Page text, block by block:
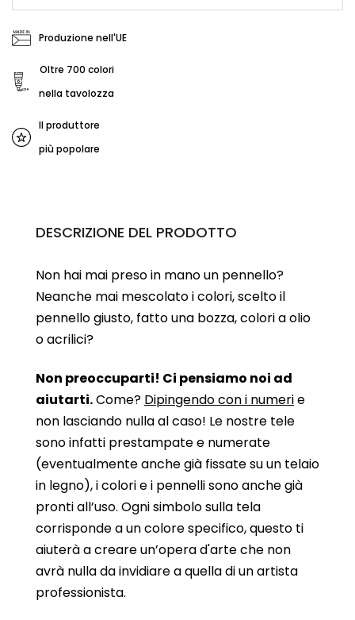
Produzione nell'UE
Oltre 700 colori
nella tavolozza
Il produttore
più popolare
DESCRIZIONE DEL PRODOTTO
Non hai mai preso in mano un pennello?
Neanche mai mescolato i colori, scelto il
pennello giusto, fatto una bozza, colori a olio
o acrilici?
Non preoccuparti! Ci pensiamo noi ad
aiutarti.Come? Dipingendo con i numerie
non lasciando nulla al caso! Le nostre tele
sono infatti prestampate e numerate
(eventualmente anche già fissate su un telaio
in legno), i colori e i pennelli sono anche già
pronti all’uso. Ogni simbolo sulla tela
corrisponde a un colore specifico, questo ti
aiuterà a creare un’opera d'arte che non
avrà nulla da invidiare a quella di un artista
professionista.